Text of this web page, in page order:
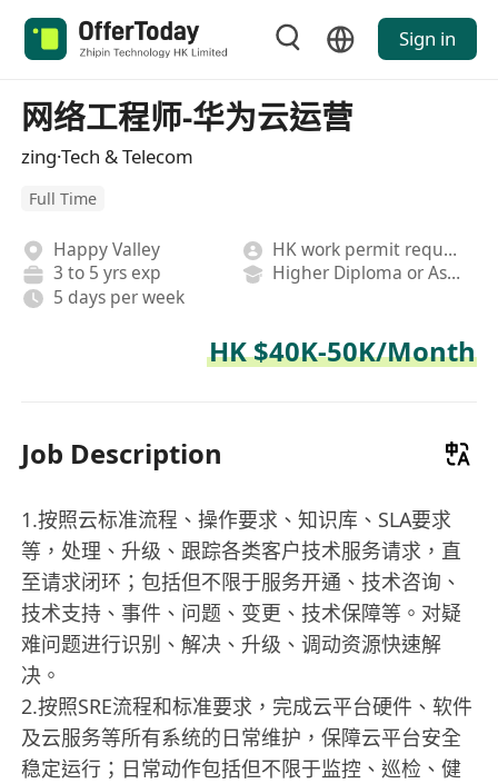
Sign in
网络工程师-华为云运营
zing·Tech & Telecom
Full Time
Happy Valley
HK work permit required
3 to 5 yrs exp
Higher Diploma or Associate Degree
5 days per week
HK $40K-50K/Month
Job Description
1.按照云标准流程、操作要求、知识库、SLA要求
等，处理、升级、跟踪各类客户技术服务请求，直
至请求闭环；包括但不限于服务开通、技术咨询、
技术支持、事件、问题、变更、技术保障等。对疑
难问题进行识别、解决、升级、调动资源快速解
决。
2.按照SRE流程和标准要求，完成云平台硬件、软件
及云服务等所有系统的日常维护，保障云平台安全
稳定运行；日常动作包括但不限于监控、巡检、健